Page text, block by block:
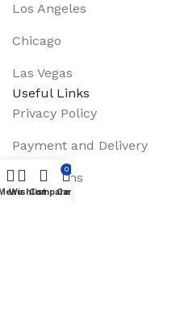
Los Angeles
Chicago
Las Vegas
Useful Links
Privacy Policy
Payment and Delivery
Promotions
WishlistCompare
0
Cart